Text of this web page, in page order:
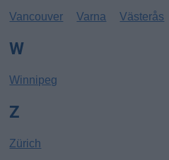
Vancouver Varna Västerås
W
Winnipeg
Z
Zürich